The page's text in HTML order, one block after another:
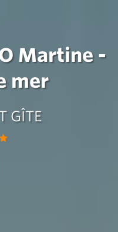
Martine -
mer
GÎTE